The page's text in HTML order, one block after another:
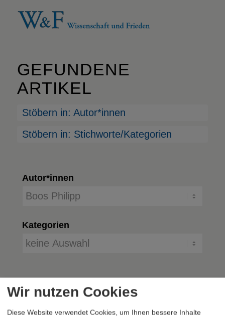
GEFUNDENE
ARTIKEL
Stöbern in: Autor*innen
Stöbern in: Stichworte/Kategorien
Autor*innen
Kategorien
Wir nutzen Cookies
Diese Website verwendet Cookies, um Ihnen bessere Inhalte